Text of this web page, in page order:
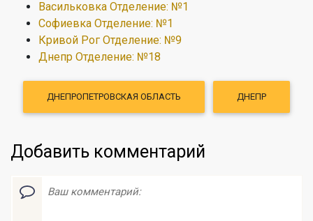
Васильковка Отделение: №1
Софиевка Отделение: №1
Кривой Рог Отделение: №9
Днепр Отделение: №18
ДНЕПРОПЕТРОВСКАЯ ОБЛАСТЬ ДНЕПР
Добавить комментарий